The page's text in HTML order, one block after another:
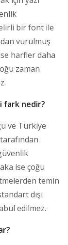
bir font ile
vurulmuş
harfler daha
zaman
fark nedir?
ve Türkiye
ise çoğu
temin
dışı
edilmez.